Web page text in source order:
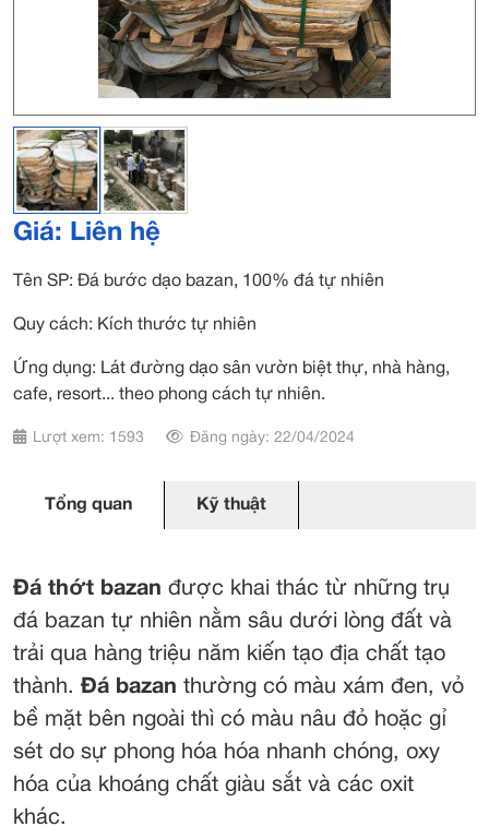
Giá: Liên hệ
Tên SP: Đá bước dạo bazan, 100% đá tự nhiên
Quy cách: Kích thước tự nhiên
Ứng dụng: Lát đường dạo sân vườn biệt thự, nhà hàng,
cafe, resort... theo phong cách tự nhiên.
Lượt xem: 1593 Đăng ngày: 22/04/2024
Tổng quan Kỹ thuật
Đá thớt bazan được khai thác từ những trụ
đá bazan tự nhiên nằm sâu dưới lòng đất và
trải qua hàng triệu năm kiến tạo địa chất tạo
thành. Đá bazan thường có màu xám đen, vỏ
bề mặt bên ngoài thì có màu nâu đỏ hoặc gỉ
sét do sự phong hóa hóa nhanh chóng, oxy
hóa của khoáng chất giàu sắt và các oxit
khác.